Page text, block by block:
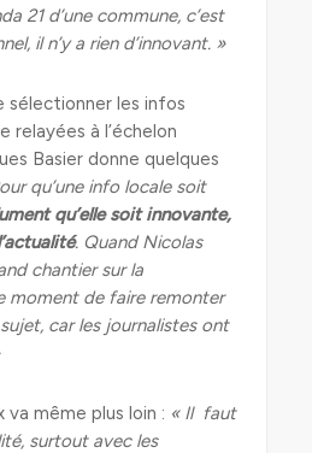
21 d’une commune, c’est
il n’y a rien d’innovant. »
sélectionner les infos
relayées à l’échelon
Basier donne quelques
qu’une info locale soit
qu’elle soit innovante,
. Quand Nicolas
chantier sur la
moment de faire remonter
car les journalistes ont
va même plus loin : « Il faut
surtout avec les